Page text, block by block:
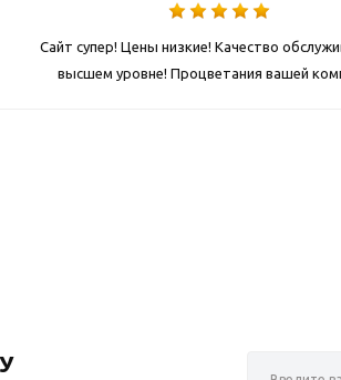
Сайт супер! Цены низкие! Качество
высшем уровне! Процветания вашей